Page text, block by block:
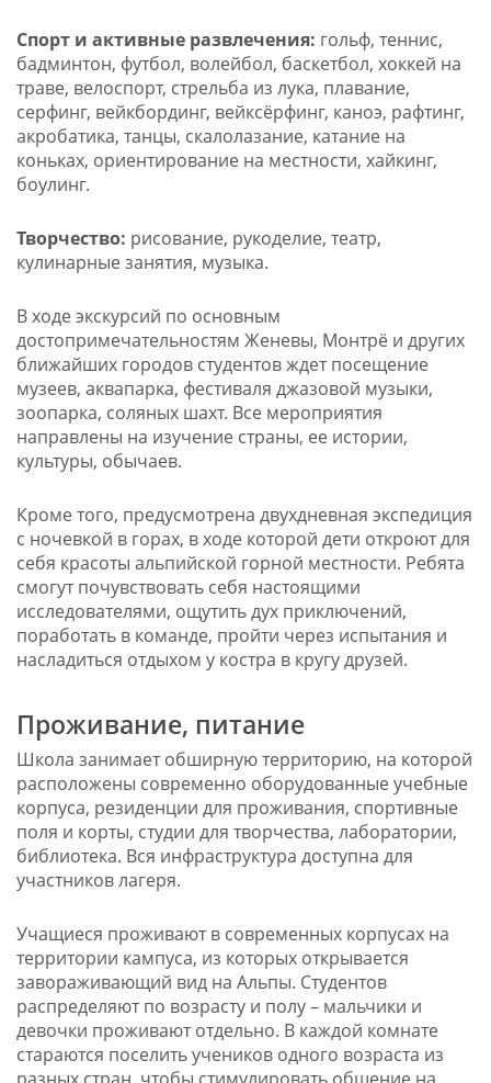
Спорт и активные развлечения: гольф, теннис,
бадминтон, футбол, волейбол, баскетбол, хоккей на
траве, велоспорт, стрельба из лука, плавание,
серфинг, вейкбординг, вейксёрфинг, каноэ, рафтинг,
акробатика, танцы, скалолазание, катание на
коньках, ориентирование на местности, хайкинг,
боулинг.
Творчество: рисование, рукоделие, театр,
кулинарные занятия, музыка.
В ходе экскурсий по основным
достопримечательностям Женевы, Монтрё и других
ближайших городов студентов ждет посещение
музеев, аквапарка, фестиваля джазовой музыки,
зоопарка, соляных шахт. Все мероприятия
направлены на изучение страны, ее истории,
культуры, обычаев.
Кроме того, предусмотрена двухдневная экспедиция
с ночевкой в горах, в ходе которой дети откроют для
себя красоты альпийской горной местности. Ребята
смогут почувствовать себя настоящими
исследователями, ощутить дух приключений,
поработать в команде, пройти через испытания и
насладиться отдыхом у костра в кругу друзей.
Проживание, питание
Школа занимает обширную территорию, на которой
расположены современно оборудованные учебные
корпуса, резиденции для проживания, спортивные
поля и корты, студии для творчества, лаборатории,
библиотека. Вся инфраструктура доступна для
участников лагеря.
Учащиеся проживают в современных корпусах на
территории кампуса, из которых открывается
завораживающий вид на Альпы. Студентов
распределяют по возрасту и полу – мальчики и
девочки проживают отдельно. В каждой комнате
стараются поселить учеников одного возраста из